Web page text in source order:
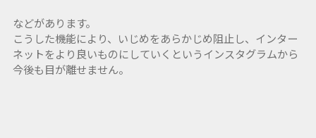
などがあります。
こうした機能により、いじめをあらかじめ阻止し、インター
ネットをより良いものにしていくというインスタグラムから
今後も目が離せません。